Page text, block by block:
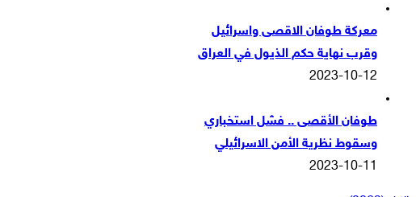
معركة طوفان الاقصى واسرائيل
وقرب نهاية حكم الذيول في العراق
2023-10-12
طوفان الأقصى .. فشل استخباري
وسقوط نظرية الأمن الاسرائيلي
2023-10-11